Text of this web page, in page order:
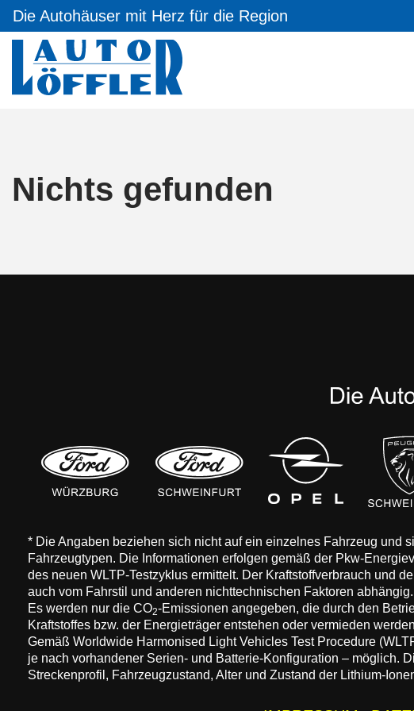
Die Autohäuser mit Herz für die Region
Nichts gefunden
* Die Angaben beziehen sich nicht auf ein einzelnes Fahrzeug und
Fahrzeugtypen. Die Informationen erfolgen gemäß der Pkw-
des neuen WLTP-Testzyklus ermittelt. Der Kraftstoffverbrauch und
auch vom Fahrstil und anderen nichttechnischen Faktoren
Es werden nur die CO2-Emissionen angegeben, die durch den
Kraftstoffes bzw. der Energieträger entstehen oder vermieden
Gemäß Worldwide Harmonised Light Vehicles Test Procedure
je nach vorhandener Serien- und Batterie-Konfiguration – möglich.
Streckenprofil, Fahrzeugzustand, Alter und Zustand der Lithium-